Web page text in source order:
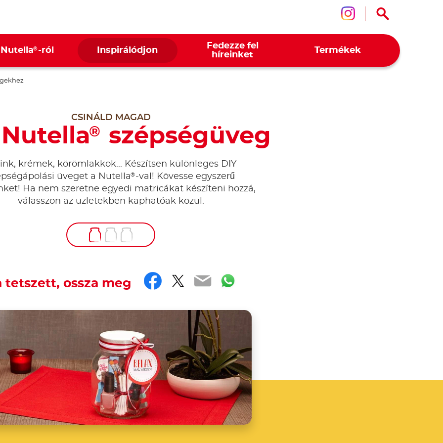
Kövessen
® -ról Inspirálódjon
Fedezze fel
híreinket
Termékek
CSINÁLD MAGAD
® szépségüveg
krémek, körömlakkok... Készítsen különleges DIY
üveget a Nutella®-val! Kövesse egyszerű
Ha nem szeretne egyedi matricákat készíteni hozzá,
válasszon az üzletekben kaphatóak közül.
tetszett, ossza meg Facebook
Twitter
EmailWhatsApp